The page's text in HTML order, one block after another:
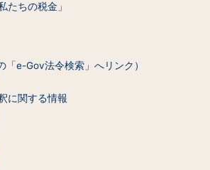
たちの税金」
「e-Gov法令検索」へリンク）
に関する情報